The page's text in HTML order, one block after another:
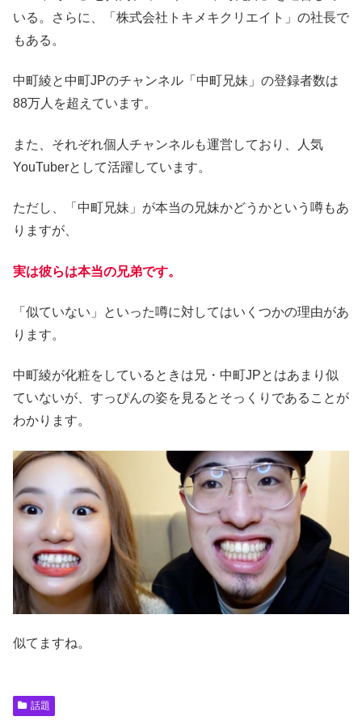
いる。さらに、「株式会社トキメキクリエイト」の社長で
もある。
中町綾と中町JPのチャンネル「中町兄妹」の登録者数は
88万人を超えています。
また、それぞれ個人チャンネルも運営しており、人気
YouTuberとして活躍しています。
ただし、「中町兄妹」が本当の兄妹かどうかという噂もあ
りますが、
実は彼らは本当の兄弟です。
「似ていない」といった噂に対してはいくつかの理由があ
ります。
中町綾が化粧をしているときは兄・中町JPとはあまり似
ていないが、すっぴんの姿を見るとそっくりであることが
わかります。
似てますね。
話題